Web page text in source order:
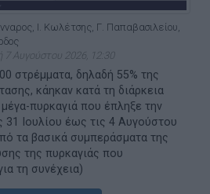
Ι. Κωλέτσης, Γ. Παπαβασιλείου,
Αυγούστου 2026, 12:30
στρέμματα, δηλαδή 55% της
κάηκαν κατά τη διάρκεια
πυρκαγιά που έπληξε την
31 Ιουλίου έως τις 4 Αυγούστου
τα βασικά συμπεράσματα της
της πυρκαγιάς που
τη συνέχεια)